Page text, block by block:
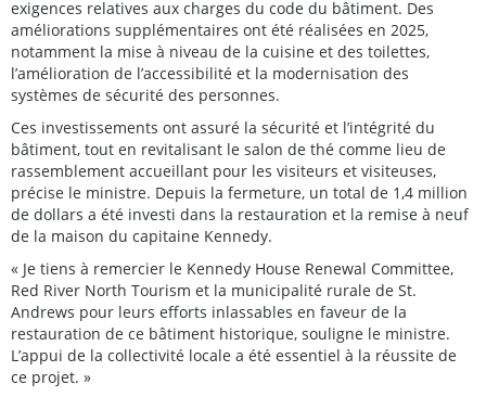
exigences relatives aux charges du code du bâtiment. Des
améliorations supplémentaires ont été réalisées en 2025,
notamment la mise à niveau de la cuisine et des toilettes,
l’amélioration de l’accessibilité et la modernisation des
systèmes de sécurité des personnes.
Ces investissements ont assuré la sécurité et l’intégrité du
bâtiment, tout en revitalisant le salon de thé comme lieu de
rassemblement accueillant pour les visiteurs et visiteuses,
précise le ministre. Depuis la fermeture, un total de 1,4 million
de dollars a été investi dans la restauration et la remise à neuf
de la maison du capitaine Kennedy.
« Je tiens à remercier le Kennedy House Renewal Committee,
Red River North Tourism et la municipalité rurale de St.
Andrews pour leurs efforts inlassables en faveur de la
restauration de ce bâtiment historique, souligne le ministre.
L’appui de la collectivité locale a été essentiel à la réussite de
ce projet. »